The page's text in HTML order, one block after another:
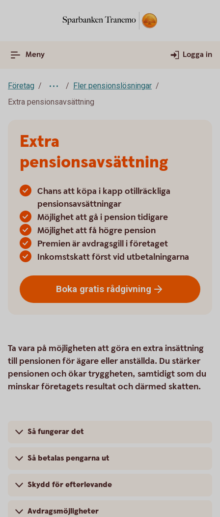
Meny Logga in
Företag
Fler pensionslösningar
Extra pensionsavsättning
Extra
pensionsavsättning
Chans att köpa i kapp otillräckliga
pensionsavsättningar
Möjlighet att gå i pension tidigare
Möjlighet att få högre pension
Premien är avdragsgill i företaget
Inkomstskatt först vid utbetalningarna
Boka gratis rådgivning
Ta vara på möjligheten att göra en extra insättning
till pensionen för ägare eller anställda. Du stärker
pensionen och ökar tryggheten, samtidigt som du
minskar företagets resultat och därmed skatten.
Så fungerar det
Så betalas pengarna ut
Skydd för efterlevande
Avdragsmöjligheter